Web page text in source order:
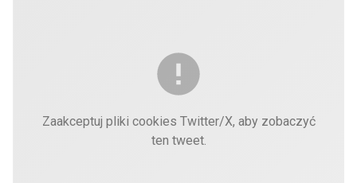
Zaakceptuj pliki cookies Twitter/X, aby zobaczyć
ten tweet.